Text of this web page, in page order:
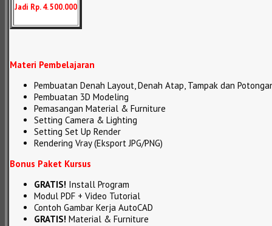
Jadi Rp. 4. 500.000
Materi Pembelajaran
Pembuatan Denah Layout, Denah Atap, Tampak dan
Pembuatan 3D Modeling
Pemasangan Material & Furniture
Setting Camera & Lighting
Setting Set Up Render
Rendering Vray (Eksport JPG/PNG)
Bonus Paket Kursus
GRATIS! Install Program
Modul PDF + Video Tutorial
Contoh Gambar Kerja AutoCAD
GRATIS! Material & Furniture